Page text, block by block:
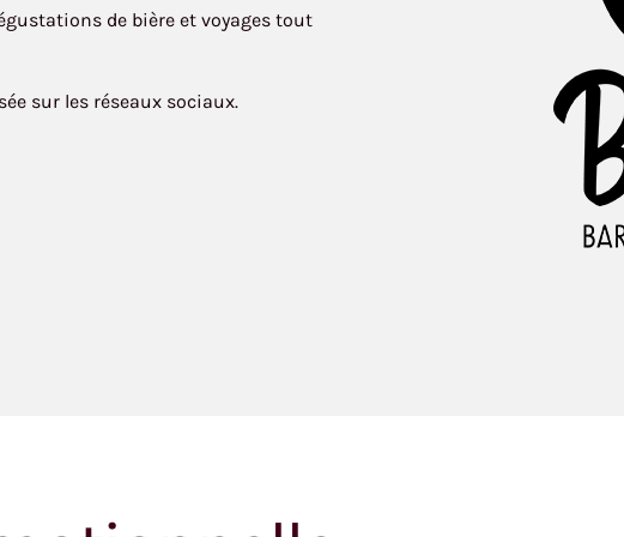
de bière et voyages tout
sur les réseaux sociaux.